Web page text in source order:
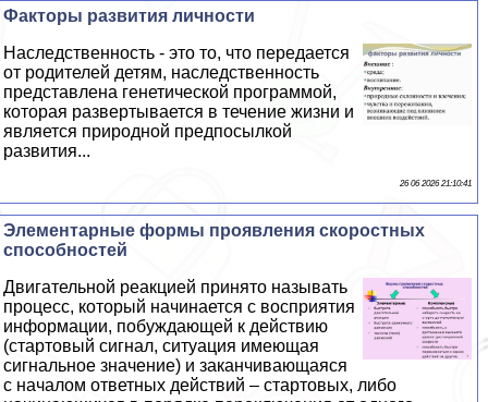
Факторы развития личности
Наследственность - это то, что передается
от родителей детям, наследственность
представлена генетической программой,
которая развертывается в течение жизни и
является природной предпосылкой
развития...
26 06 2026 21:10:41
Элементарные формы проявления скоростных
способностей
Двигательной реакцией принято называть
процесс, который начинается с восприятия
информации, побуждающей к действию
(стартовый сигнал, ситуация имеющая
сигнальное значение) и заканчивающаяся
с началом ответных действий – стартовых, либо